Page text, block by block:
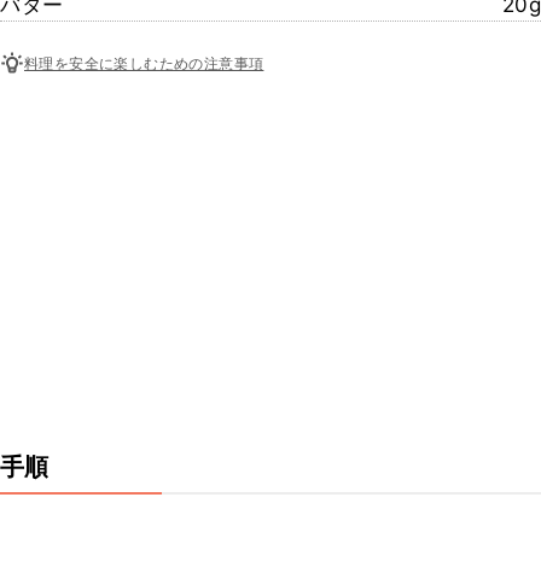
バター 20g
料理を安全に楽しむための注意事項
手順